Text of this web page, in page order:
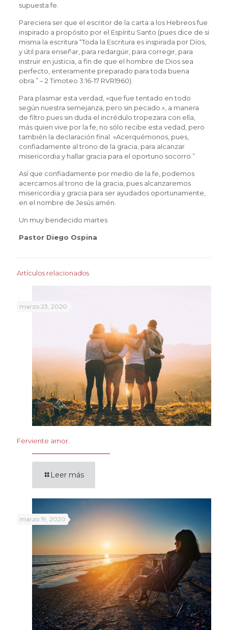
supuesta fe.
Pareciera ser que el escritor de la carta a los Hebreos fue
inspirado a propósito por el Espíritu Santo (pues dice de si
misma la escritura “Toda la Escritura es inspirada por Dios,
y útil para enseñar, para redargüir, para corregir, para
instruir en justicia, a fin de que el hombre de Dios sea
perfecto, enteramente preparado para toda buena
obra.” – ‭‭2 Timoteo‬ ‭3:16-17‬ ‭RVR1960‬‬).
Para plasmar esta verdad, «que fue tentado en todo
según nuestra semejanza, pero sin pecado.», a manera
de filtro pues sin duda el incrédulo tropezara con ella,
más quien vive por la fe, no sólo recibe esta vedad, pero
también la declaración final. «Acerquémonos, pues,
confiadamente al trono de la gracia, para alcanzar
misericordia y hallar gracia para el oportuno socorro.”
Así que confiadamente por medio de la fe, podemos
acercarnos al trono de la gracia, pues alcanzaremos
misericordia y gracia para ser ayudados oportunamente,
en el nombre de Jesús amén.
Un muy bendecido martes
Pastor Diego Ospina
Artículos relacionados
marzo 23, 2020
Ferviente amor.
Leer más
marzo 19, 2020